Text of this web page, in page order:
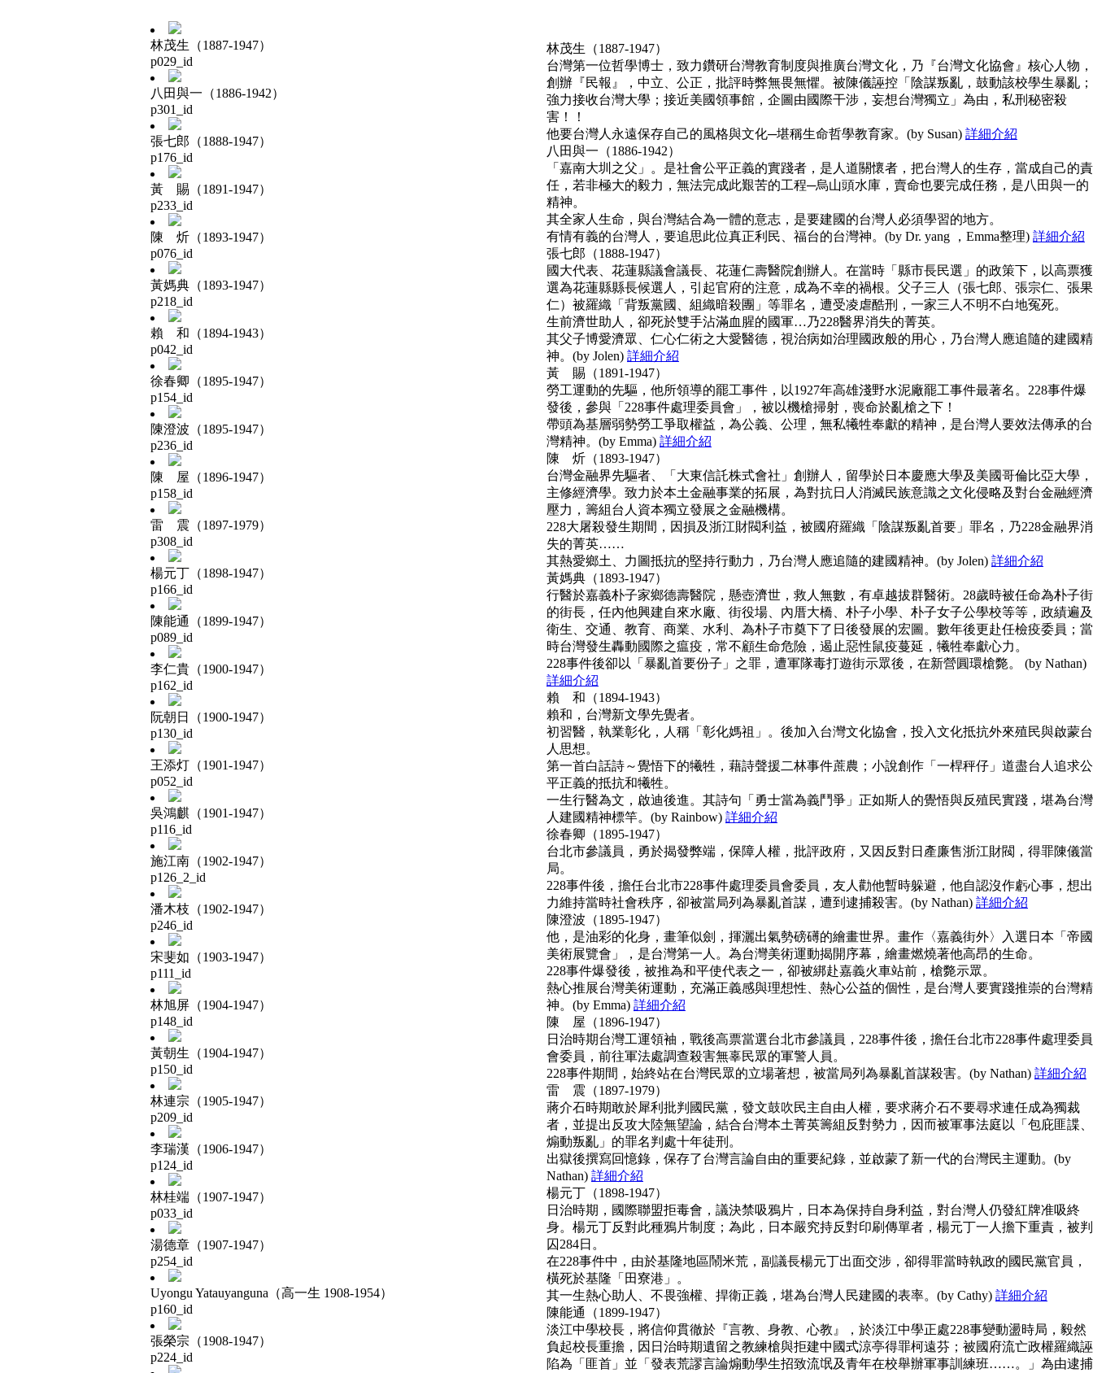
林茂生（1887-1947）
台灣第一位哲學博士，致力鑽研台灣教育制度與推廣台灣文化，乃『台灣文化協會』核心人物，
創辦『民報』，中立、公正，批評時弊無畏無懼。被陳儀誣控「陰謀叛亂，鼓動該校學生暴亂；
強力接收台灣大學；接近美國領事館，企圖由國際干涉，妄想台灣獨立」為由，私刑秘密殺
害！！
他要台灣人永遠保存自己的風格與文化─堪稱生命哲學教育家。(by Susan) 詳細介紹
八田與一（1886-1942）
「嘉南大圳之父」。是社會公平正義的實踐者，是人道關懷者，把台灣人的生存，當成自己的責
任，若非極大的毅力，無法完成此艱苦的工程─烏山頭水庫，賣命也要完成任務，是八田與一的
精神。
其全家人生命，與台灣結合為一體的意志，是要建國的台灣人必須學習的地方。
有情有義的台灣人，要追思此位真正利民、福台的台灣神。(by Dr. yang ，Emma整理) 詳細介紹
張七郎（1888-1947）
國大代表、花蓮縣議會議長、花蓮仁壽醫院創辦人。在當時「縣市長民選」的政策下，以高票獲
選為花蓮縣縣長候選人，引起官府的注意，成為不幸的禍根。父子三人（張七郎、張宗仁、張果
仁）被羅織「背叛黨國、組織暗殺團」等罪名，遭受凌虐酷刑，一家三人不明不白地冤死。
生前濟世助人，卻死於雙手沾滿血腥的國軍…乃228醫界消失的菁英。
其父子博愛濟眾、仁心仁術之大愛醫德，視治病如治理國政般的用心，乃台灣人應追隨的建國精
神。(by Jolen) 詳細介紹
黃 賜（1891-1947）
勞工運動的先驅，他所領導的罷工事件，以1927年高雄淺野水泥廠罷工事件最著名。228事件爆
發後，參與「228事件處理委員會」，被以機槍掃射，喪命於亂槍之下！
帶頭為基層弱勢勞工爭取權益，為公義、公理，無私犧牲奉獻的精神，是台灣人要效法傳承的台
灣精神。(by Emma) 詳細介紹
陳 炘（1893-1947）
台灣金融界先驅者、「大東信託株式會社」創辦人，留學於日本慶應大學及美國哥倫比亞大學，
主修經濟學。致力於本土金融事業的拓展，為對抗日人消滅民族意識之文化侵略及對台金融經濟
壓力，籌組台人資本獨立發展之金融機構。
228大屠殺發生期間，因損及浙江財閥利益，被國府羅織「陰謀叛亂首要」罪名，乃228金融界消
失的菁英……
其熱愛鄉土、力圖抵抗的堅持行動力，乃台灣人應追隨的建國精神。(by Jolen) 詳細介紹
黃媽典（1893-1947）
行醫於嘉義朴子家鄉德壽醫院，懸壺濟世，救人無數，有卓越拔群醫術。28歲時被任命為朴子街
的街長，任內他興建自來水廠、街役場、內厝大橋、朴子小學、朴子女子公學校等等，政績遍及
衛生、交通、教育、商業、水利、為朴子市奠下了日後發展的宏圖。數年後更赴任檢疫委員；當
時台灣發生轟動國際之瘟疫，常不顧生命危險，遏止惡性鼠疫蔓延，犧牲奉獻心力。
228事件後卻以「暴亂首要份子」之罪，遭軍隊毒打遊街示眾後，在新營圓環槍斃。 (by Nathan)
詳細介紹
賴 和（1894-1943）
賴和，台灣新文學先覺者。
初習醫，執業彰化，人稱「彰化媽祖」。後加入台灣文化協會，投入文化抵抗外來殖民與啟蒙台
人思想。
第一首白話詩～覺悟下的犧牲，藉詩聲援二林事件蔗農；小說創作「一桿秤仔」道盡台人追求公
平正義的抵抗和犧牲。
一生行醫為文，啟迪後進。其詩句「勇士當為義鬥爭」正如斯人的覺悟與反殖民實踐，堪為台灣
人建國精神標竿。(by Rainbow) 詳細介紹
徐春卿（1895-1947）
台北市參議員，勇於揭發弊端，保障人權，批評政府，又因反對日產廉售浙江財閥，得罪陳儀當
局。
228事件後，擔任台北市228事件處理委員會委員，友人勸他暫時躲避，他自認沒作虧心事，想出
力維持當時社會秩序，卻被當局列為暴亂首謀，遭到逮捕殺害。(by Nathan) 詳細介紹
陳澄波（1895-1947）
他，是油彩的化身，畫筆似劍，揮灑出氣勢磅礡的繪畫世界。畫作〈嘉義街外〉入選日本「帝國
美術展覽會」，是台灣第一人。為台灣美術運動揭開序幕，繪畫燃燒著他高昂的生命。
228事件爆發後，被推為和平使代表之一，卻被綁赴嘉義火車站前，槍斃示眾。
熱心推展台灣美術運動，充滿正義感與理想性、熱心公益的個性，是台灣人要實踐推崇的台灣精
神。(by Emma) 詳細介紹
陳 屋（1896-1947）
日治時期台灣工運領袖，戰後高票當選台北市參議員，228事件後，擔任台北市228事件處理委員
會委員，前往軍法處調查殺害無辜民眾的軍警人員。
228事件期間，始終站在台灣民眾的立場著想，被當局列為暴亂首謀殺害。(by Nathan) 詳細介紹
雷 震（1897-1979）
蔣介石時期敢於犀利批判國民黨，發文鼓吹民主自由人權，要求蔣介石不要尋求連任成為獨裁
者，並提出反攻大陸無望論，結合台灣本土菁英籌組反對勢力，因而被軍事法庭以「包庇匪諜、
煽動叛亂」的罪名判處十年徒刑。
出獄後撰寫回憶錄，保存了台灣言論自由的重要紀錄，並啟蒙了新一代的台灣民主運動。(by
Nathan) 詳細介紹
楊元丁（1898-1947）
日治時期，國際聯盟拒毒會，議決禁吸鴉片，日本為保持自身利益，對台灣人仍發紅牌准吸終
身。楊元丁反對此種鴉片制度；為此，日本嚴究持反對印刷傳單者，楊元丁一人擔下重責，被判
囚284日。
在228事件中，由於基隆地區鬧米荒，副議長楊元丁出面交涉，卻得罪當時執政的國民黨官員，
橫死於基隆「田寮港」。
其一生熱心助人、不畏強權、捍衛正義，堪為台灣人民建國的表率。(by Cathy) 詳細介紹
陳能通（1899-1947）
淡江中學校長，將信仰貫徹於『言教、身教、心教』，於淡江中學正處228事變動盪時局，毅然
負起校長重擔，因日治時期遺留之教練槍與拒建中國式涼亭得罪柯遠芬；被國府流亡政權羅織誣
陷為「匪首」並「發表荒謬言論煽動學生招致流氓及青年在校舉辦軍事訓練班……。」為由逮捕
林茂生（1887-1947）
p029_id
八田與一（1886-1942）
p301_id
張七郎（1888-1947）
p176_id
黃 賜（1891-1947）
p233_id
陳 炘（1893-1947）
p076_id
黃媽典（1893-1947）
p218_id
賴 和（1894-1943）
p042_id
徐春卿（1895-1947）
p154_id
陳澄波（1895-1947）
p236_id
陳 屋（1896-1947）
p158_id
雷 震（1897-1979）
p308_id
楊元丁（1898-1947）
p166_id
陳能通（1899-1947）
p089_id
李仁貴（1900-1947）
p162_id
阮朝日（1900-1947）
p130_id
王添灯（1901-1947）
p052_id
吳鴻麒（1901-1947）
p116_id
施江南（1902-1947）
p126_2_id
潘木枝（1902-1947）
p246_id
宋斐如（1903-1947）
p111_id
林旭屏（1904-1947）
p148_id
黃朝生（1904-1947）
p150_id
林連宗（1905-1947）
p209_id
李瑞漢（1906-1947）
p124_id
林桂端（1907-1947）
p033_id
湯德章（1907-1947）
p254_id
Uyongu Yatauyanguna（高一生 1908-1954）
p160_id
張榮宗（1908-1947）
p224_id